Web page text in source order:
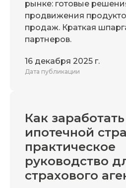
рынке: готовые
продвижения
продаж. Краткая
партнеров.
16 декабря 2025 г.
Дата публикации
Как
ипотечной
практическое
руководство
страхового